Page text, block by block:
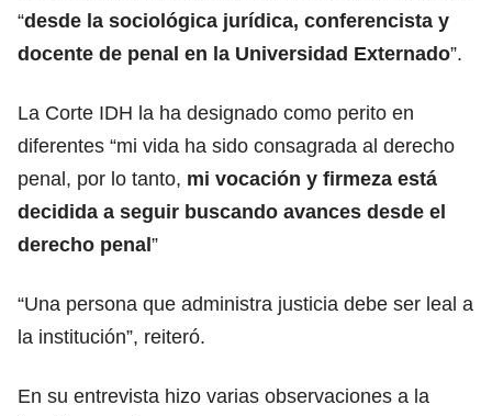
“desde la sociológica jurídica, conferencista y
docente de penal en la Universidad Externado”.
La Corte IDH la ha designado como perito en
diferentes “mi vida ha sido consagrada al derecho
penal, por lo tanto, mi vocación y firmeza está
decidida a seguir buscando avances desde el
derecho penal”
“Una persona que administra justicia debe ser leal a
la institución”, reiteró.
En su entrevista hizo varias observaciones a la